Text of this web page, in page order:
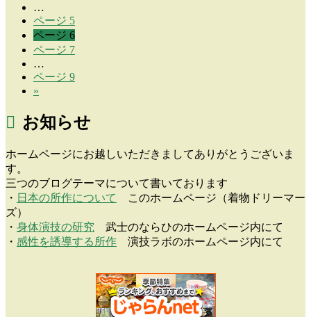
…
ページ 5
ページ 6
ページ 7
…
ページ 9
»
お知らせ
ホームページにお越しいただきましてありがとうございま
す。
三つのブログテーマについて書いております
・ 日本の所作について
このホームページ（着物ドリーマー
ズ）
・ 身体演技の研究 武士のならひのホームページ内にて
・ 感性を誘導する所作 演技ラボのホームページ内にて